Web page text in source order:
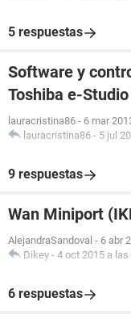
5 respuestas
Software y
Toshiba e-Studio
lauracristina86 - 6 mar
lauracristina86 - 5 jul
9 respuestas
Wan Miniport
AlejandraSandoval - 6 abr
Dikey - 4 oct 2015 a las
6 respuestas